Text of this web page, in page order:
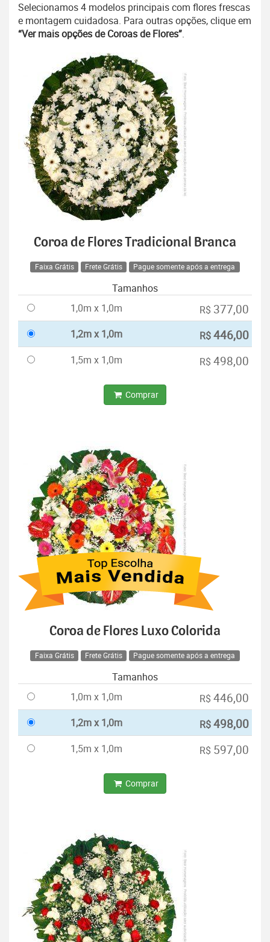
Selecionamos 4 modelos principais com flores frescas
e montagem cuidadosa. Para outras opções, clique em
“Ver mais opções de Coroas de Flores”.
Coroa de Flores Tradicional Branca
Faixa Grátis Frete Grátis Pague somente após a entrega
Tamanhos
1,0m x 1,0m
R$ 377,00
1,2m x 1,0m R$446,00
1,5m x 1,0m R$ 498,00
Comprar
Coroa de Flores Luxo Colorida
Faixa Grátis Frete Grátis Pague somente após a entrega
Tamanhos
1,0m x 1,0m
R$ 446,00
1,2m x 1,0m R$498,00
1,5m x 1,0m R$ 597,00
Comprar